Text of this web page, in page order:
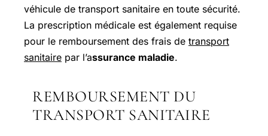
véhicule de transport sanitaire en toute sécurité.
La prescription médicale est également requise
pour le remboursement des frais de transport
sanitaire par l’assurance maladie.
REMBOURSEMENT DU
TRANSPORT SANITAIRE